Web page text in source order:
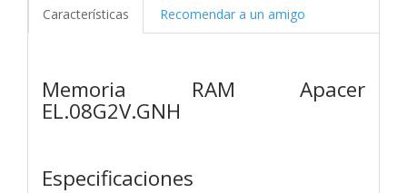
Características Recomendar a un amigo
Memoria RAM Apacer
EL.08G2V.GNH
Especificaciones